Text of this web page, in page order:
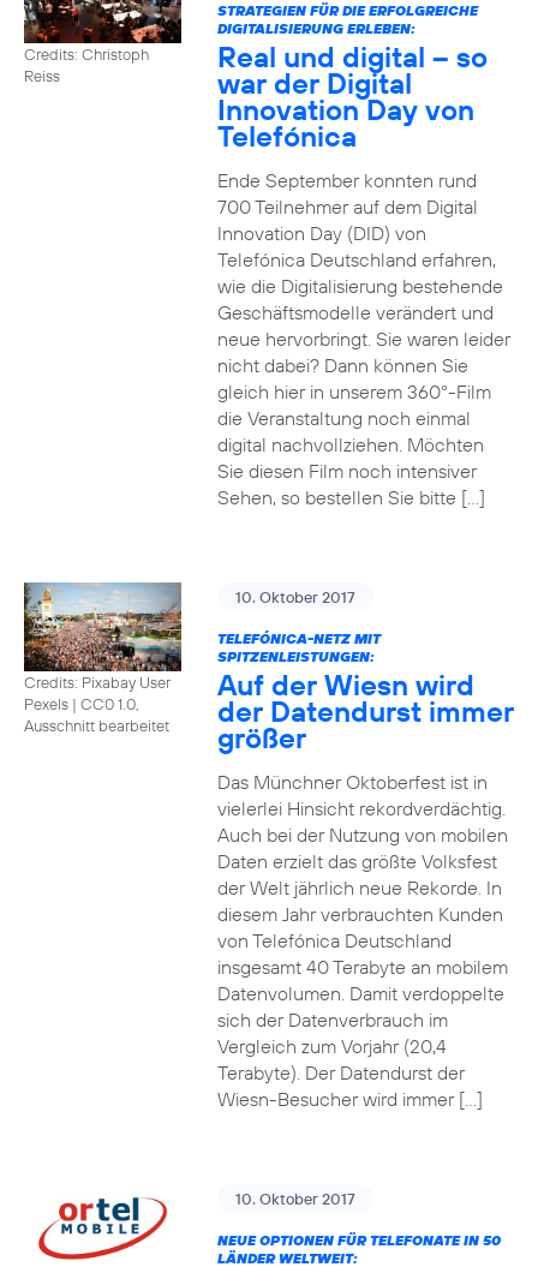
Credits: Christoph
Reiss
STRATEGIEN FÜR DIE ERFOLGREICHE
DIGITALISIERUNG ERLEBEN:
Real und digital – so
war der Digital
Innovation Day von
Telefónica
Ende September konnten rund
700 Teilnehmer auf dem Digital
Innovation Day (DID) von
Telefónica Deutschland erfahren,
wie die Digitalisierung bestehende
Geschäftsmodelle verändert und
neue hervorbringt. Sie waren leider
nicht dabei? Dann können Sie
gleich hier in unserem 360°-Film
die Veranstaltung noch einmal
digital nachvollziehen. Möchten
Sie diesen Film noch intensiver
Sehen, so bestellen Sie bitte […]
Credits: Pixabay User
Pexels | CC0 1.0,
Ausschnitt bearbeitet
10. Oktober 2017
TELEFÓNICA-NETZ MIT
SPITZENLEISTUNGEN:
Auf der Wiesn wird
der Datendurst immer
größer
Das Münchner Oktoberfest ist in
vielerlei Hinsicht rekordverdächtig.
Auch bei der Nutzung von mobilen
Daten erzielt das größte Volksfest
der Welt jährlich neue Rekorde. In
diesem Jahr verbrauchten Kunden
von Telefónica Deutschland
insgesamt 40 Terabyte an mobilem
Datenvolumen. Damit verdoppelte
sich der Datenverbrauch im
Vergleich zum Vorjahr (20,4
Terabyte). Der Datendurst der
Wiesn-Besucher wird immer […]
10. Oktober 2017
NEUE OPTIONEN FÜR TELEFONATE IN 50
LÄNDER WELTWEIT: